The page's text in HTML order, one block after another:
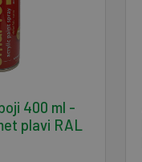
400 ml -
plavi RAL